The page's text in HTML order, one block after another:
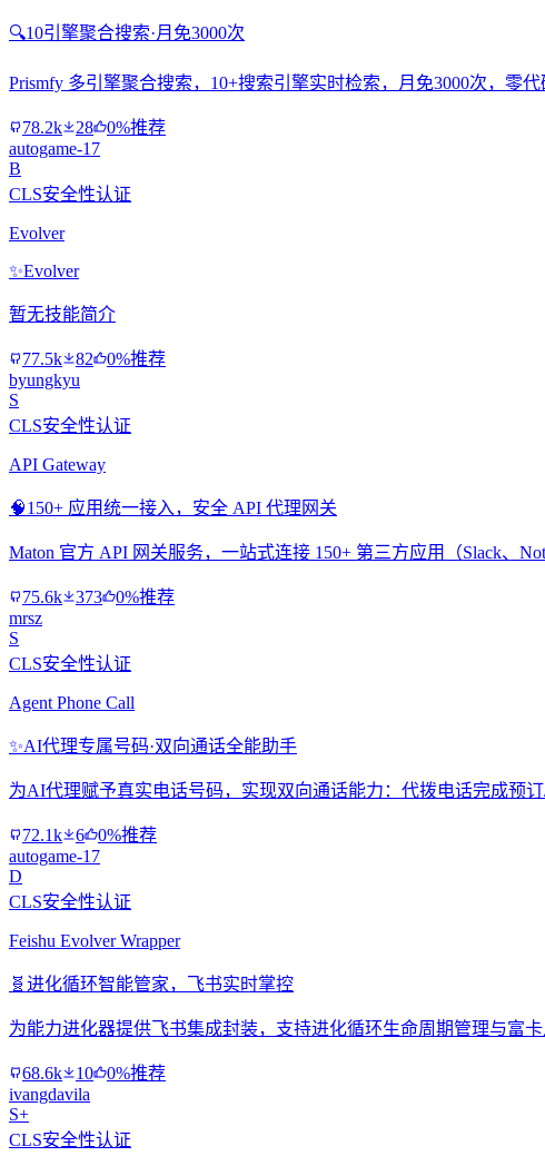
🔍10引擎聚合搜索·月免3000次
Prismfy 多引擎聚合搜索，10+搜索引擎实时检索，月免3000次，零代
78.2k 28
0%推荐
autogame-17
B
CLS安全性认证
Evolver
✨Evolver
暂无技能简介
77.5k 82
0%推荐
byungkyu
S
CLS安全性认证
API Gateway
🧠150+ 应用统一接入，安全 API 代理网关
Maton 官方 API 网关服务，一站式连接 150+ 第三方应用（Slack、
75.6k 373
0%推荐
mrsz
S
CLS安全性认证
Agent Phone Call
✨AI代理专属号码·双向通话全能助手
为AI代理赋予真实电话号码，实现双向通话能力：代拨电话完成预
72.1k 6
0%推荐
autogame-17
D
CLS安全性认证
Feishu Evolver Wrapper
🧬 进化循环智能管家，飞书实时掌控
为能力进化器提供飞书集成封装，支持进化循环生命周期管理与富
68.6k 10
0%推荐
ivangdavila
S+
CLS安全性认证